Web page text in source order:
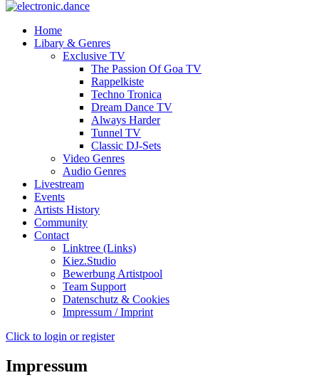
Home
Libary & Genres
Exclusive TV
The Passion Of Goa TV
Rappelkiste
Techno Tronica
Dream Dance TV
Always Harder
Tunnel TV
Classic DJ-Sets
Video Genres
Audio Genres
Livestream
Events
Artists History
Community
Contact
Linktree (Links)
Kiez.Studio
Bewerbung Artistpool
Team Support
Datenschutz & Cookies
Impressum / Imprint
Click to login or register
Impressum